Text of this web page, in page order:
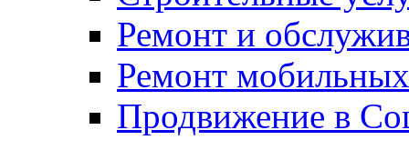
Ремонт и
Ремонт
Продвижение в